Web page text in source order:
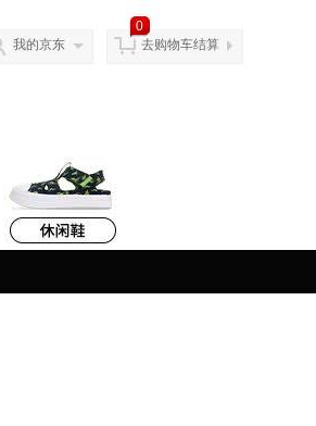
我的京东
0
去购物车结算